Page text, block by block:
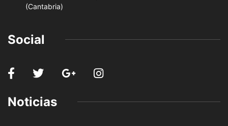
(Cantabria)
Social
Noticias